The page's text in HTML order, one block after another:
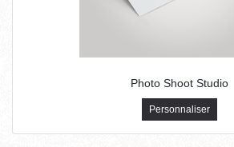
Photo Shoot Studio
Personnaliser